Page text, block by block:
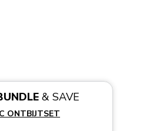
& SAVE
ONTBIJTSET